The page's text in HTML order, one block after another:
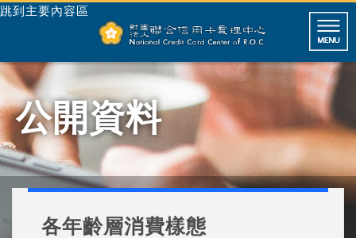
跳到主要內容區
公開資料
各年齡層消費樣態